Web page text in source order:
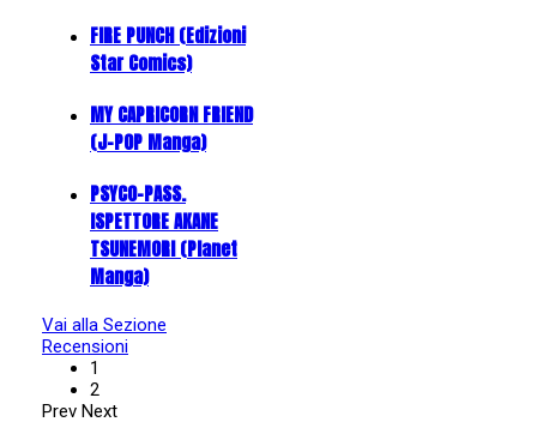
FIRE PUNCH (Edizioni
Star Comics)
MY CAPRICORN FRIEND
(J-POP Manga)
PSYCO-PASS.
ISPETTORE AKANE
TSUNEMORI (Planet
Manga)
Vai alla Sezione
Recensioni
1
2
Prev Next